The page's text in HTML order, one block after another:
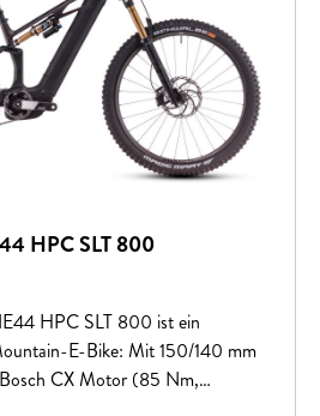
HPC SLT 800
HPC SLT 800 ist ein
E-Bike: Mit 150/140 mm
CX Motor (85 Nm,